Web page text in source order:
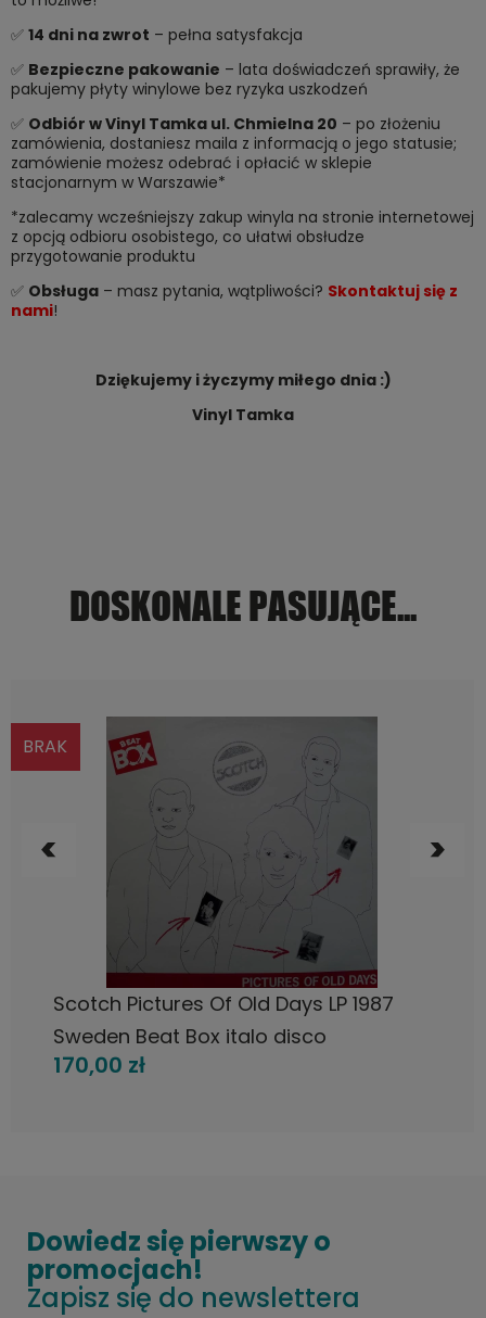
✅ 14 dni na zwrot – pełna satysfakcja
✅ Bezpieczne pakowanie – lata doświadczeń sprawiły, że
pakujemy płyty winylowe bez ryzyka uszkodzeń
✅ Odbiór w Vinyl Tamka ul. Chmielna 20 – po złożeniu
zamówienia, dostaniesz maila z informacją o jego statusie;
zamówienie możesz odebrać i opłacić w sklepie
stacjonarnym w Warszawie*
*zalecamy wcześniejszy zakup winyla na stronie internetowej
z opcją odbioru osobistego, co ułatwi obsłudze
przygotowanie produktu
✅ Obsługa – masz pytania, wątpliwości? Skontaktuj się z
nami!
Dziękujemy i życzymy miłego dnia :)
Vinyl Tamka
DOSKONALE PASUJĄCE...
Scotch Pictures Of Old Days LP 1987
Sweden Beat Box italo disco
170,00 zł
POWIADOM O DOSTĘPNOŚCI
BRAK
Dowiedz się pierwszy o
promocjach!
Zapisz się do newslettera